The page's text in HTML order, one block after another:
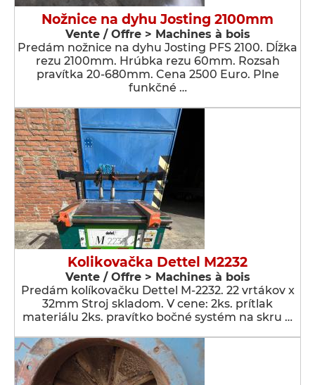
Nožnice na dyhu Josting 2100mm
Vente / Offre > Machines à bois
Predám nožnice na dyhu Josting PFS 2100. Dĺžka
rezu 2100mm. Hrúbka rezu 60mm. Rozsah
pravítka 20-680mm. Cena 2500 Euro. Plne
funkčné …
Kolikovačka Dettel M2232
Vente / Offre > Machines à bois
Predám kolíkovačku Dettel M-2232. 22 vrtákov x
32mm Stroj skladom. V cene: 2ks. prítlak
materiálu 2ks. pravítko bočné systém na skru …